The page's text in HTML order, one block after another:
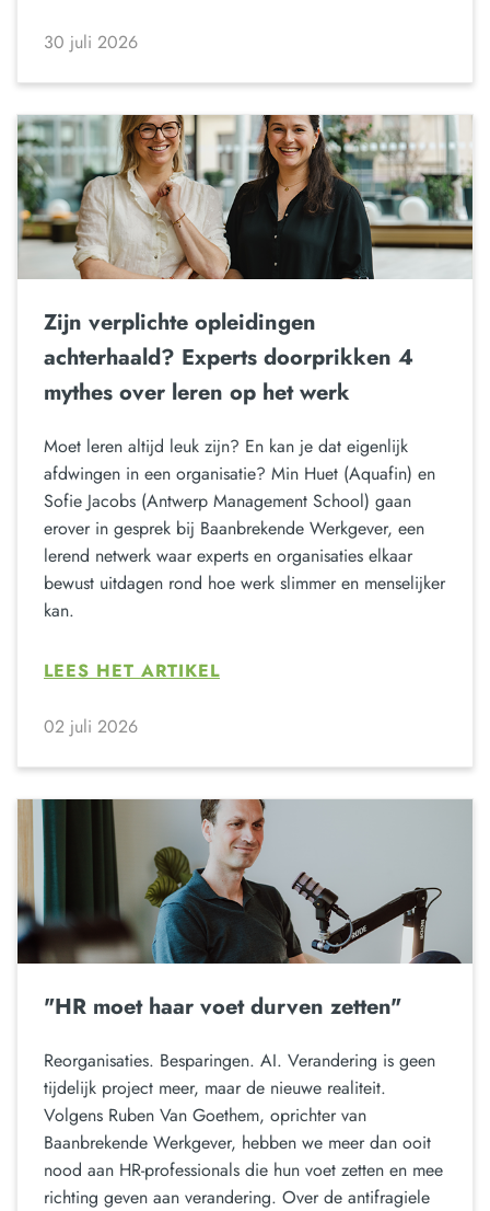
30 juli 2026
Zijn verplichte opleidingen
achterhaald? Experts doorprikken 4
mythes over leren op het werk
Moet leren altijd leuk zijn? En kan je dat eigenlijk
afdwingen in een organisatie? Min Huet (Aquafin) en
Sofie Jacobs (Antwerp Management School) gaan
erover in gesprek bij Baanbrekende Werkgever, een
lerend netwerk waar experts en organisaties elkaar
bewust uitdagen rond hoe werk slimmer en menselijker
kan.
LEES HET ARTIKEL
02 juli 2026
"HR moet haar voet durven zetten"
Reorganisaties. Besparingen. AI. Verandering is geen
tijdelijk project meer, maar de nieuwe realiteit.
Volgens Ruben Van Goethem, oprichter van
Baanbrekende Werkgever, hebben we meer dan ooit
nood aan HR-professionals die hun voet zetten en mee
richting geven aan verandering. Over de antifragiele